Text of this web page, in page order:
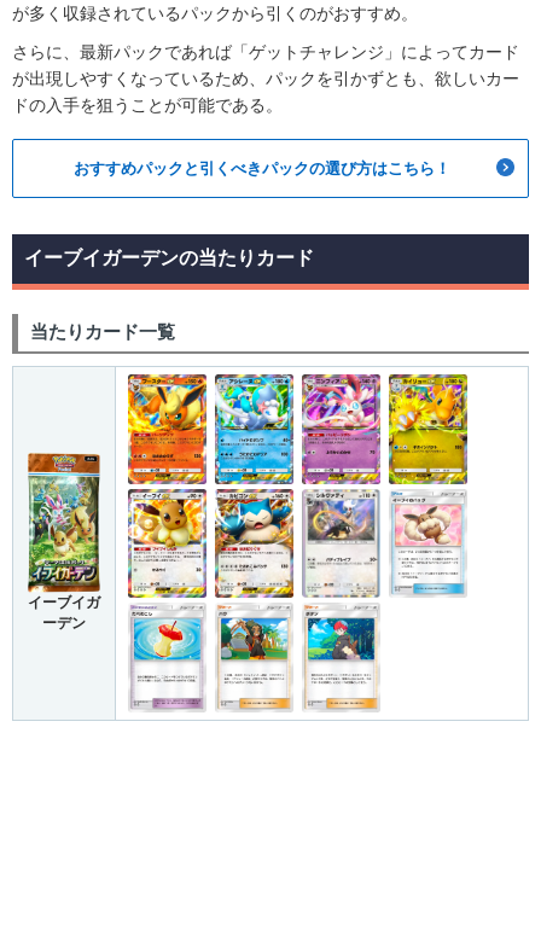
が多く収録されているパックから引くのがおすすめ。
さらに、最新パックであれば「ゲットチャレンジ」によってカード
が出現しやすくなっているため、パックを引かずとも、欲しいカー
ドの入手を狙うことが可能である。
おすすめパックと引くべきパックの選び方はこちら！
イーブイガーデンの当たりカード
当たりカード一覧
イーブイガ
ーデン